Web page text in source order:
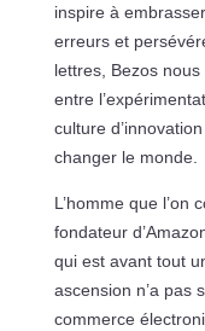
inspire à
erreurs et
lettres, Bezos
entre
culture
changer le monde.
L’homme que l’on
fondateur
qui est avant tout
ascension n’a pas
commerce